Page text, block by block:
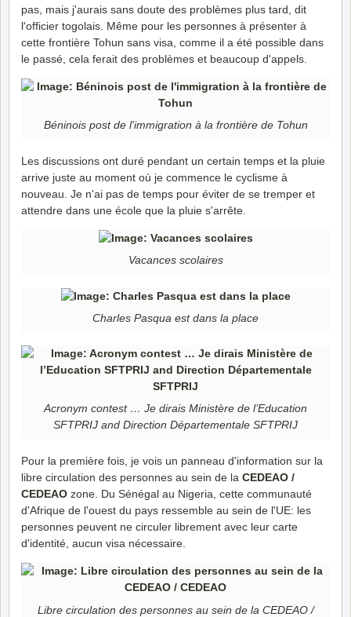
pas, mais j'aurais sans doute des problèmes plus tard, dit
l'officier togolais. Même pour les personnes à présenter à
cette frontière Tohun sans visa, comme il a été possible dans
le passé, cela ferait des problèmes et beaucoup d'appels.
Béninois post de l'immigration à la frontière de Tohun
Les discussions ont duré pendant un certain temps et la pluie
arrive juste au moment où je commence le cyclisme à
nouveau. Je n'ai pas de temps pour éviter de se tremper et
attendre dans une école que la pluie s'arrête.
Vacances scolaires
Charles Pasqua est dans la place
Acronym contest … Je dirais Ministère de l’Education
SFTPRIJ and Direction Départementale SFTPRIJ
Pour la première fois, je vois un panneau d'information sur la
libre circulation des personnes au sein de la CEDEAO /
CEDEAO zone. Du Sénégal au Nigeria, cette communauté
d'Afrique de l'ouest du pays ressemble au sein de l'UE: les
personnes peuvent ne circuler librement avec leur carte
d'identité, aucun visa nécessaire.
Libre circulation des personnes au sein de la CEDEAO /